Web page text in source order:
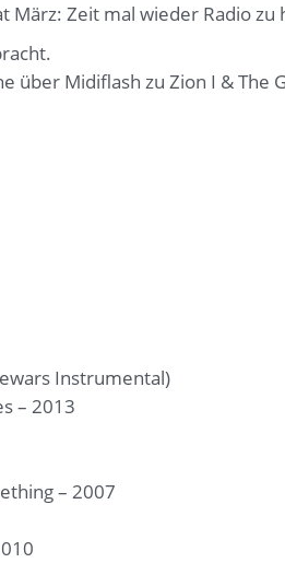
März: Zeit mal wieder Radio zu
über Midiflash zu Zion I & The
Instrumental)
– 2013
– 2007